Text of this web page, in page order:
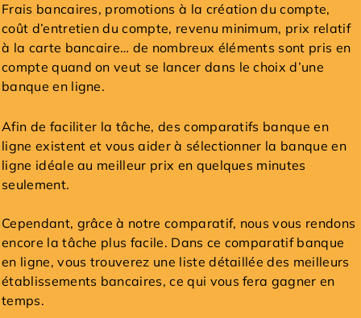
Frais bancaires, promotions à la création du compte,
coût d’entretien du compte, revenu minimum, prix relatif
à la carte bancaire… de nombreux éléments sont pris en
compte quand on veut se lancer dans le choix d’une
banque en ligne.
Afin de faciliter la tâche, des comparatifs banque en
ligne existent et vous aider à sélectionner la banque en
ligne idéale au meilleur prix en quelques minutes
seulement.
Cependant, grâce à notre comparatif, nous vous rendons
encore la tâche plus facile. Dans ce comparatif banque
en ligne, vous trouverez une liste détaillée des meilleurs
établissements bancaires, ce qui vous fera gagner en
temps.